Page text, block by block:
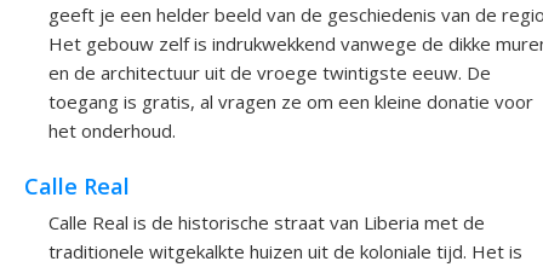
geeft je een helder beeld van de geschiedenis van de
Het gebouw zelf is indrukwekkend vanwege de dikke
en de architectuur uit de vroege twintigste eeuw. De
toegang is gratis, al vragen ze om een kleine donatie voor
het onderhoud.
Calle Real
Calle Real is de historische straat van Liberia met de
traditionele witgekalkte huizen uit de koloniale tijd. Het is